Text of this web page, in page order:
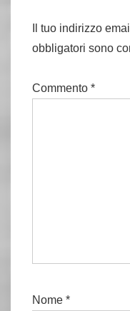
Il tuo indirizzo
obbligatori sono
Commento *
Nome *